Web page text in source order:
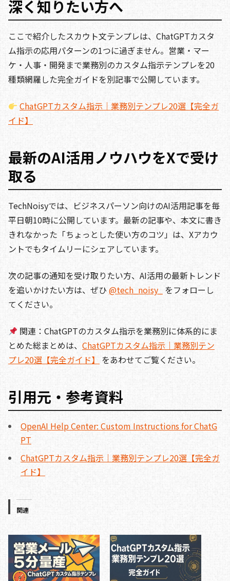
深く知りたい方へ
ここで紹介したスカウト文テンプレは、ChatGPTカスタ
ム指示の応用パターンの1つに過ぎません。営業・マー
ケ・人事・開発まで業務別のカスタム指示テンプレを20
種類網羅した完全ガイドを別記事で公開しています。
ChatGPTカスタム指示｜業務別テンプレ20選【完全ガ
イド】
最新のAI活用ノウハウをXで受け
取る
TechNoisyでは、ビジネスパーソン向けのAI活用記事を毎
平日朝10時に公開しています。最新の記事や、本文に書き
きれなかった「ちょっとした使い方のコツ」は、Xアカウ
ントでもタイムリーにシェアしています。
次の記事の通知を受け取りたい方、AI活用の最新トレンド
を追いかけたい方は、ぜひ@tech_noisy_ をフォローし
てください。
関連：ChatGPTのカスタム指示を業務別に体系的にま
とめた総まとめは、 ChatGPTカスタム指示｜業務別テン
プレ20選【完全ガイド】
をあわせてご覧ください。
引用元・参考資料
OpenAI Help Center: Custom Instructions for ChatG
PT
ChatGPTカスタム指示｜業務別テンプレ20選【完全ガ
イド】
関連